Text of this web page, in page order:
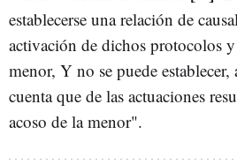
establecerse una relación de
activación de dichos protocolos
menor, Y no se puede establecer,
cuenta que de las actuaciones
acoso de la menor".